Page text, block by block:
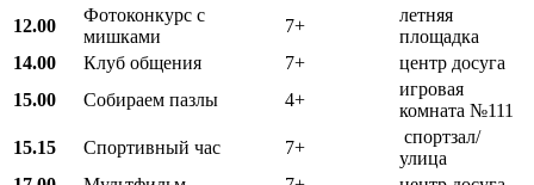
12.00
Фотоконкурс с
мишками
7+
летняя
площадка
14.00
Клуб общения 7+
центр досуга
15.00
Собираем пазлы 4+
игровая
комната №111
15.15
Спортивный час 7+
спортзал/
улица